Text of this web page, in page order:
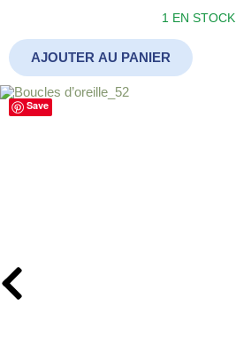
1 EN STOCK
d’oreille_101
AJOUTER AU PANIER
Save